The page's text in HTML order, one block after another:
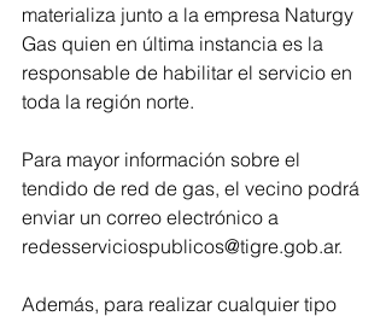
materializa junto a la empresa Naturgy
Gas quien en última instancia es la
responsable de habilitar el servicio en
toda la región norte.
Para mayor información sobre el
tendido de red de gas, el vecino podrá
enviar un correo electrónico a
redesserviciospublicos@tigre.gob.ar.
Además, para realizar cualquier tipo